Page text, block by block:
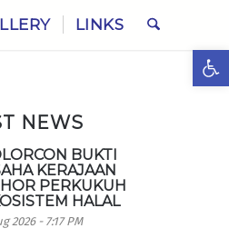
LINKS
NEWS
BUKTI
KERAJAAN
PERKUKUH
HALAL
2026 - 7:17 PM